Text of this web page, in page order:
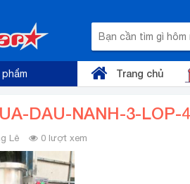
Trang chủ
DAU-NANH-3-LOP-
Lê 0 lượt xem